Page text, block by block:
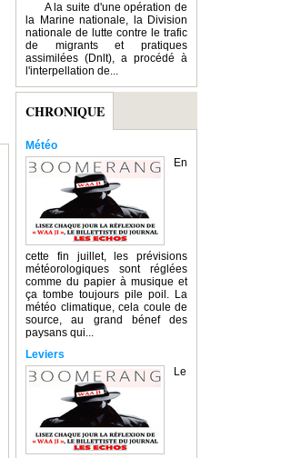
A la suite d'une opération de
la Marine nationale, la Division
nationale de lutte contre le trafic
de migrants et pratiques
assimilées (Dnlt), a procédé à
l'interpellation de...
CHRONIQUE
Météo
En
cette fin juillet, les prévisions
météorologiques sont réglées
comme du papier à musique et
ça tombe toujours pile poil. La
météo climatique, cela coule de
source, au grand bénef des
paysans qui...
Leviers
Le